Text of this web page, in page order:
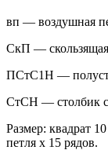
вп — воздушная
СкП —
ПСтС1Н —
СтСН — столбик
Размер: квадрат
петля х 15 рядов.